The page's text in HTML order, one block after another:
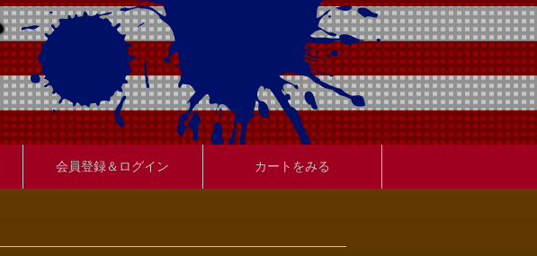
会員登録＆ログイン カートをみる